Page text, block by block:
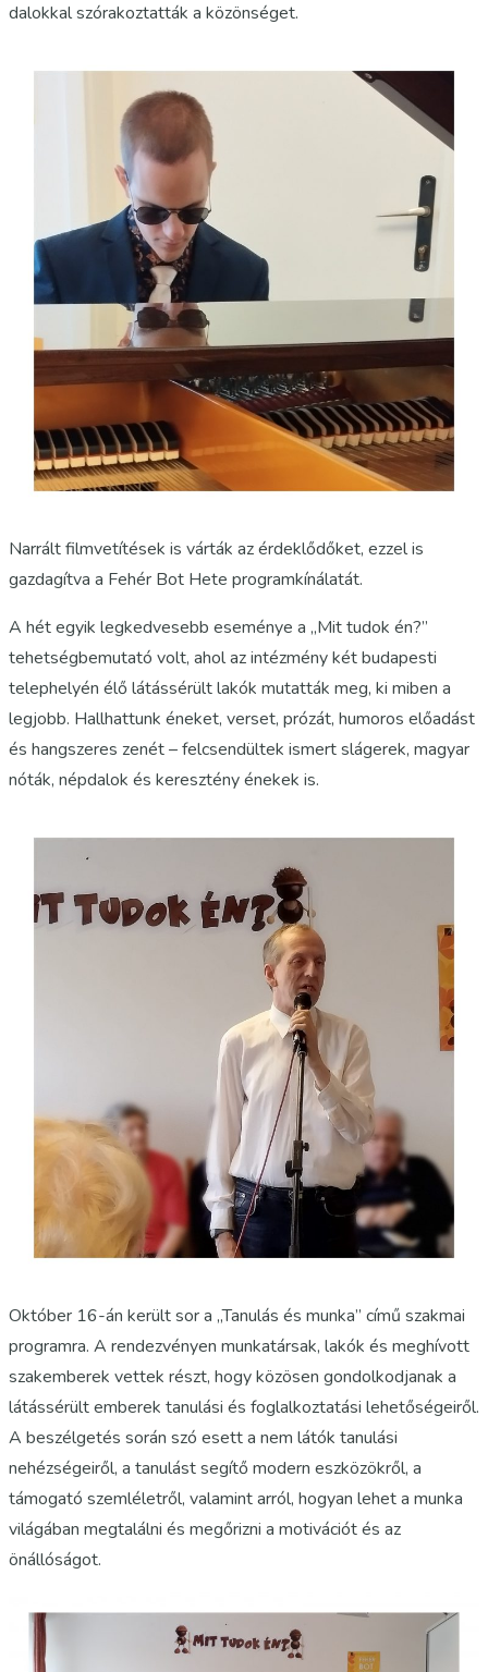
dalokkal szórakoztatták a közönséget.
Narrált filmvetítések is várták az érdeklődőket, ezzel is
gazdagítva a Fehér Bot Hete programkínálatát.
A hét egyik legkedvesebb eseménye a „Mit tudok én?”
tehetségbemutató volt, ahol az intézmény két budapesti
telephelyén élő látássérült lakók mutatták meg, ki miben a
legjobb. Hallhattunk éneket, verset, prózát, humoros előadást
és hangszeres zenét – felcsendültek ismert slágerek, magyar
nóták, népdalok és keresztény énekek is.
Október 16-án került sor a „Tanulás és munka” című szakmai
programra. A rendezvényen munkatársak, lakók és meghívott
szakemberek vettek részt, hogy közösen gondolkodjanak a
látássérült emberek tanulási és foglalkoztatási lehetőségeiről.
A beszélgetés során szó esett a nem látók tanulási
nehézségeiről, a tanulást segítő modern eszközökről, a
támogató szemléletről, valamint arról, hogyan lehet a munka
világában megtalálni és megőrizni a motivációt és az
önállóságot.